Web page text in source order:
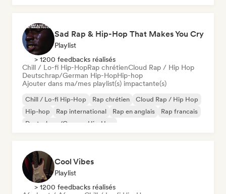
Sad Rap & Hip-Hop That Makes You Cry
Playlist
> 1200 feedbacks réalisés
Chill / Lo-fi Hip-HopRap chrétienCloud Rap / Hip Hop
Deutschrap/German Hip-HopHip-hop
Ajouter dans ma/mes playlist(s) impactante(s)
Chill / Lo-fi Hip-Hop Rap chrétien
Cloud Rap / Hip Hop
Hip-hop
Rap international Rap en anglais
Rap francais
Deutschrap/German Hip-Hop
Cool Vibes
Playlist
> 1200 feedbacks réalisés